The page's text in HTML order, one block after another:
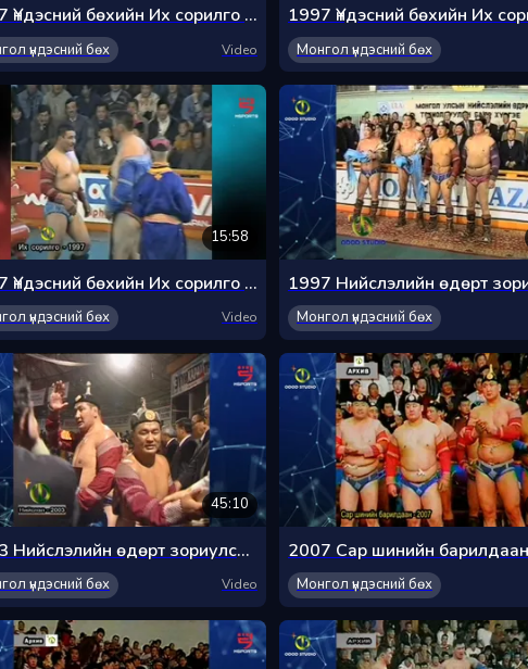
1997 Үндэсний бөхийн Их сорилго барилдаан 1-р хэсэг
үндэсний бөх Video Монгол үндэсний бөх
15:58
1997 Үндэсний бөхийн Их сорилго барилдаан 4 -р хэсэг
үндэсний бөх Video Монгол үндэсний бөх
45:10
2003 Нийслэлийн өдөрт зориулсан хүчит бөхийн барилдаан
үндэсний бөх Video Монгол үндэсний бөх